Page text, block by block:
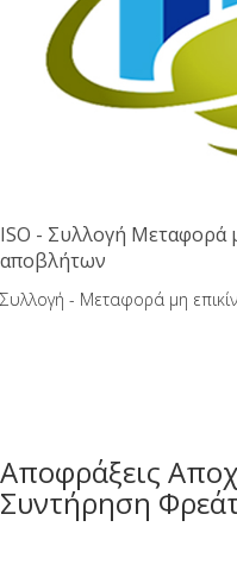
ISO - Συλλογή Μεταφορά
αποβλήτων
Συλλογή - Μεταφορά μη
Αποφράξεις
Συντήρηση